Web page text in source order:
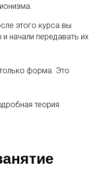
этого курса вы
начали передавать их
форма. Это
теория.